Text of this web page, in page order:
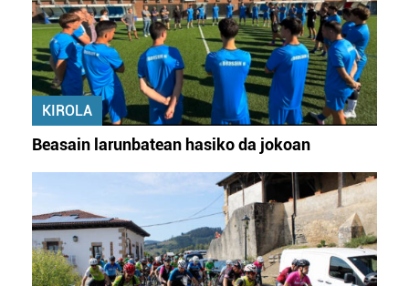
KIROLA
Beasain larunbatean hasiko da jokoan